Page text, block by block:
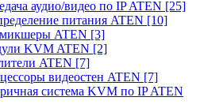
аудио/видео по IP ATEN [25]
питания ATEN [10]
ATEN [3]
KVM ATEN [2]
ATEN [7]
видеостен ATEN [7]
система KVM по IP ATEN